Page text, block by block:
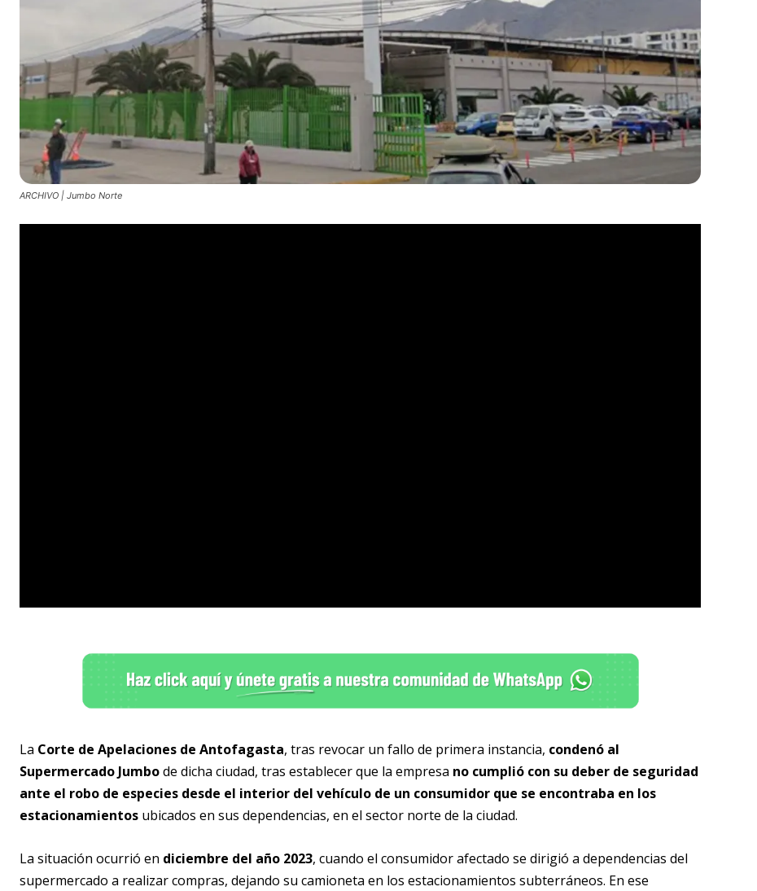
ARCHIVO | Jumbo Norte
La Corte de Apelaciones de Antofagasta, tras revocar un fallo de primera instancia, condenó al
Supermercado Jumbode dicha ciudad, tras establecer que la empresa no cumplió con su deber de seguridad
ante el robo de especies desde el interior del vehículo de un consumidor que se encontraba en los
estacionamientos ubicados en sus dependencias, en el sector norte de la ciudad.
La situación ocurrió en diciembre del año 2023, cuando el consumidor afectado se dirigió a dependencias del
supermercado a realizar compras, dejando su camioneta en los estacionamientos subterráneos. En ese